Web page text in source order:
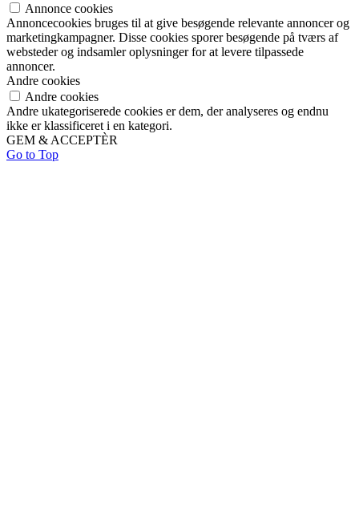
Annonce cookies
Annoncecookies bruges til at give besøgende relevante annoncer og
marketingkampagner. Disse cookies sporer besøgende på tværs af
websteder og indsamler oplysninger for at levere tilpassede
annoncer.
Andre cookies
Andre cookies
Andre ukategoriserede cookies er dem, der analyseres og endnu
ikke er klassificeret i en kategori.
GEM & ACCEPTÈR
Go to Top